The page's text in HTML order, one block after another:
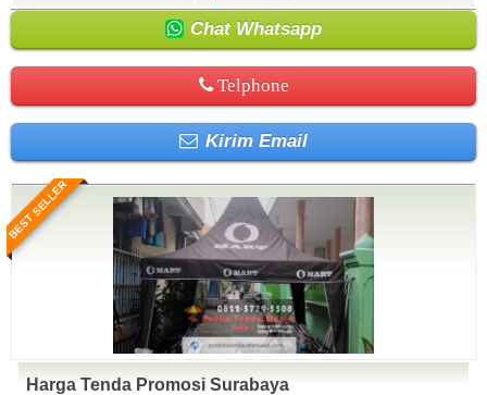
Chat Whatsapp
Telphone
Kirim Email
BEST SELLER
Harga Tenda Promosi Surabaya